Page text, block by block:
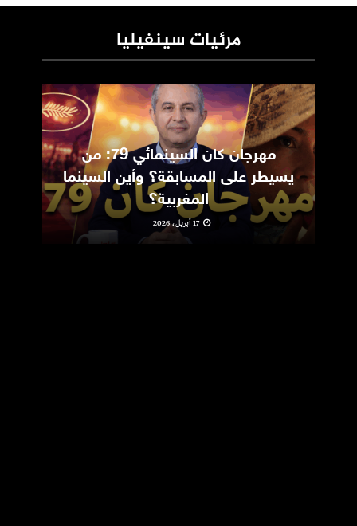
مرئيات سينفيليا
مهرجان كان السينمائي 79: من
يسيطر على المسابقة؟ وأين السينما
المغربية؟
17 أبريل، 2026